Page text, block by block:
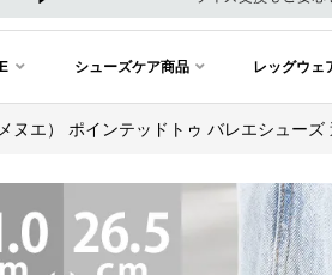
シューズケア商品 レッグウェ
ヌエ） ポインテッドトゥ バレエシューズ